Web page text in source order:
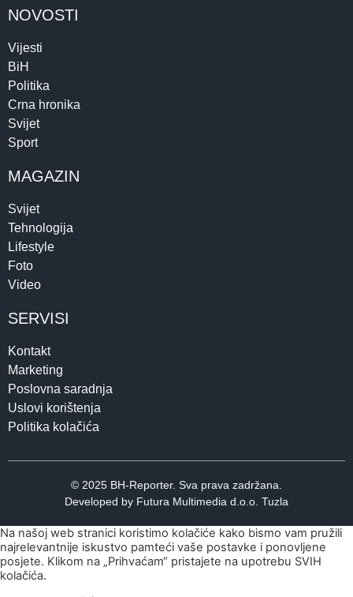
NOVOSTI
Vijesti
BiH
Politika
Crna hronika
Svijet
Sport
MAGAZIN
Svijet
Tehnologija
Lifestyle
Foto
Video
SERVISI
Kontakt
Marketing
Poslovna saradnja
Uslovi korištenja
Politika kolačića
© 2025 BH-Reporter. Sva prava zadržana.
Developed by Futura Multimedia d.o.o. Tuzla
Na našoj web stranici koristimo kolačiće kako bismo vam pružili
najrelevantnije iskustvo pamteći vaše postavke i ponovljene
posjete. Klikom na „Prihvaćam“ pristajete na upotrebu SVIH
kolačića.